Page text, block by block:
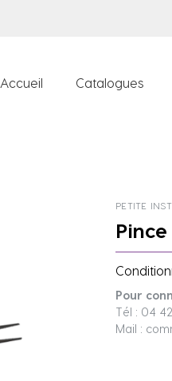
Accueil Catalogues
PETITE
Pour
Tél : 04
Mail :